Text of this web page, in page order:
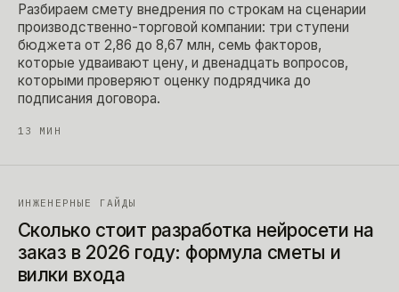
Разбираем смету внедрения по строкам на сценарии
производственно-торговой компании: три ступени
бюджета от 2,86 до 8,67 млн, семь факторов,
которые удваивают цену, и двенадцать вопросов,
которыми проверяют оценку подрядчика до
подписания договора.
13 МИН
ИНЖЕНЕРНЫЕ ГАЙДЫ
Сколько стоит разработка нейросети на
заказ в 2026 году: формула сметы и
вилки входа